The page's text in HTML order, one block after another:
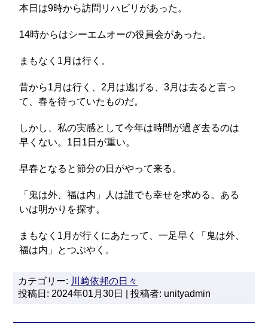
本日は9時から訪問リハビリがあった。
14時からはシーエムオーの役員会があった。
まもなく1月は行く。
昔から1月は行く、2月は逃げる、3月は去ると言っ
て、春を待っていたものだ。
しかし、私の実感として今年は時間が過ぎ去るのは
早くない。1日1日が重い。
早春となると節分の日がやって来る。
「鬼は外、福は内」人は誰でも幸せを求める。ある
いは明かりを探す。
まもなく1月が行くにあたって、一足早く「鬼は外、
福は内」とつぶやく。
カテゴリー: 川﨑依邦の日々
投稿日: 2024年01月30日 | 投稿者: unityadmin